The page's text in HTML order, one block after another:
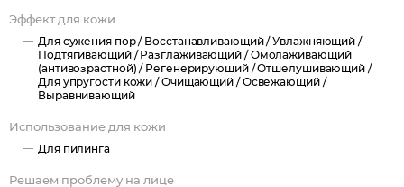
Эффект для кожи
Для сужения пор / Восстанавливающий /Увлажняющий /
Подтягивающий / Разглаживающий /Омолаживающий
(антивозрастной) / Регенерирующий /Отшелушивающий /
Для упругости кожи /Очищающий /Освежающий /
Выравнивающий
Использование для кожи
Для пилинга
Решаем проблему на лице